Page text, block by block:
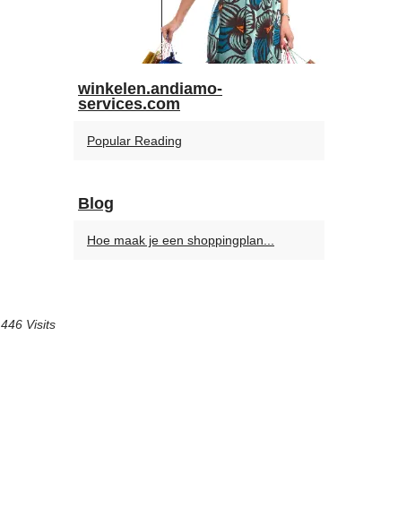
446 Visits
winkelen.andiamo-
services.com
Popular Reading
Blog
Hoe maak je een shoppingplan...